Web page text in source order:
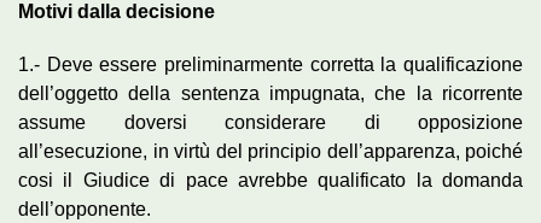
Motivi dalla decisione
1.- Deve essere preliminarmente corretta la qualificazione
dell’oggetto della sentenza impugnata, che la ricorrente
assume doversi considerare di opposizione
all’esecuzione, in virtù del principio dell’apparenza, poiché
cosi il Giudice di pace avrebbe qualificato la domanda
dell’opponente.